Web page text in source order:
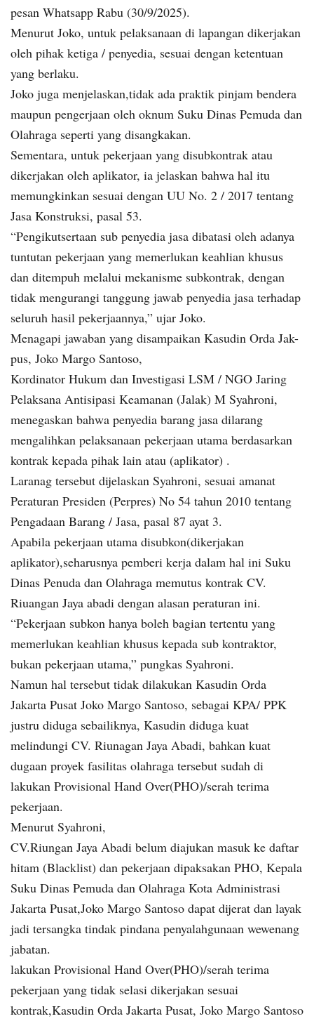
pesan Whatsapp Rabu (30/9/2025).
Menurut Joko, untuk pelaksanaan di lapangan dikerjakan
oleh pihak ketiga / penyedia, sesuai dengan ketentuan
yang berlaku.
Joko juga menjelaskan,tidak ada praktik pinjam bendera
maupun pengerjaan oleh oknum Suku Dinas Pemuda dan
Olahraga seperti yang disangkakan.
Sementara, untuk pekerjaan yang disubkontrak atau
dikerjakan oleh aplikator, ia jelaskan bahwa hal itu
memungkinkan sesuai dengan UU No. 2 / 2017 tentang
Jasa Konstruksi, pasal 53.
“Pengikutsertaan sub penyedia jasa dibatasi oleh adanya
tuntutan pekerjaan yang memerlukan keahlian khusus
dan ditempuh melalui mekanisme subkontrak, dengan
tidak mengurangi tanggung jawab penyedia jasa terhadap
seluruh hasil pekerjaannya,” ujar Joko.
Menagapi jawaban yang disampaikan Kasudin Orda Jak-
pus, Joko Margo Santoso,
Kordinator Hukum dan Investigasi LSM / NGO Jaring
Pelaksana Antisipasi Keamanan (Jalak) M Syahroni,
menegaskan bahwa penyedia barang jasa dilarang
mengalihkan pelaksanaan pekerjaan utama berdasarkan
kontrak kepada pihak lain atau (aplikator) .
Laranag tersebut dijelaskan Syahroni, sesuai amanat
Peraturan Presiden (Perpres) No 54 tahun 2010 tentang
Pengadaan Barang / Jasa, pasal 87 ayat 3.
Apabila pekerjaan utama disubkon(dikerjakan
aplikator),seharusnya pemberi kerja dalam hal ini Suku
Dinas Penuda dan Olahraga memutus kontrak CV.
Riuangan Jaya abadi dengan alasan peraturan ini.
“Pekerjaan subkon hanya boleh bagian tertentu yang
memerlukan keahlian khusus kepada sub kontraktor,
bukan pekerjaan utama,” pungkas Syahroni.
Namun hal tersebut tidak dilakukan Kasudin Orda
Jakarta Pusat Joko Margo Santoso, sebagai KPA/ PPK
justru diduga sebailiknya, Kasudin diduga kuat
melindungi CV. Riunagan Jaya Abadi, bahkan kuat
dugaan proyek fasilitas olahraga tersebut sudah di
lakukan Provisional Hand Over(PHO)/serah terima
pekerjaan.
Menurut Syahroni,
CV.Riungan Jaya Abadi belum diajukan masuk ke daftar
hitam (Blacklist) dan pekerjaan dipaksakan PHO, Kepala
Suku Dinas Pemuda dan Olahraga Kota Administrasi
Jakarta Pusat,Joko Margo Santoso dapat dijerat dan layak
jadi tersangka tindak pindana penyalahgunaan wewenang
jabatan.
lakukan Provisional Hand Over(PHO)/serah terima
pekerjaan yang tidak selasi dikerjakan sesuai
kontrak,Kasudin Orda Jakarta Pusat, Joko Margo Santoso